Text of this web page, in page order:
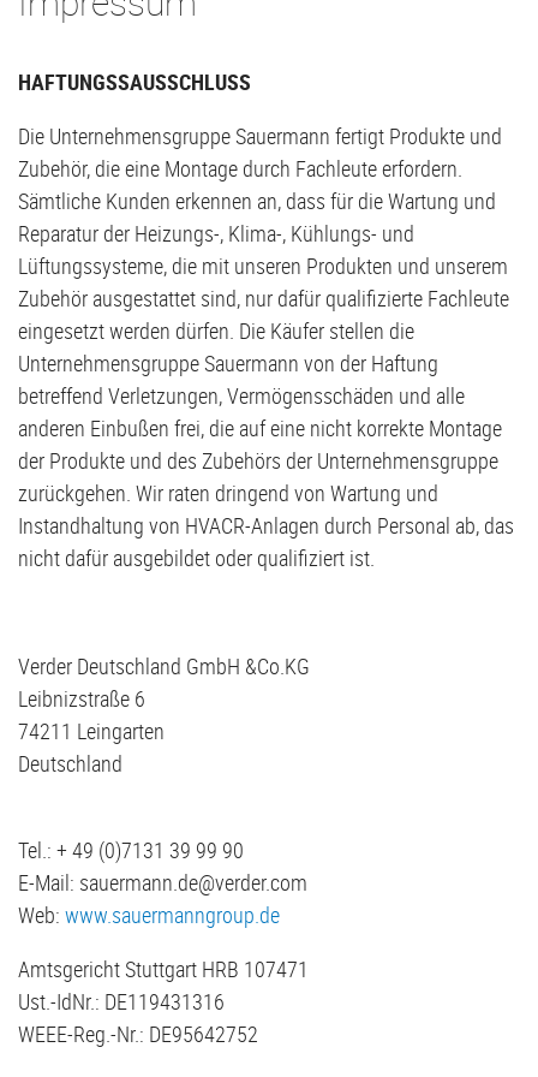
HAFTUNGSSAUSSCHLUSS
Die Unternehmensgruppe Sauermann fertigt Produkte und
Zubehör, die eine Montage durch Fachleute erfordern.
Sämtliche Kunden erkennen an, dass für die Wartung und
Reparatur der Heizungs-, Klima-, Kühlungs- und
Lüftungssysteme, die mit unseren Produkten und unserem
Zubehör ausgestattet sind, nur dafür qualifizierte Fachleute
eingesetzt werden dürfen. Die Käufer stellen die
Unternehmensgruppe Sauermann von der Haftung
betreffend Verletzungen, Vermögensschäden und alle
anderen Einbußen frei, die auf eine nicht korrekte Montage
der Produkte und des Zubehörs der Unternehmensgruppe
zurückgehen. Wir raten dringend von Wartung und
Instandhaltung von HVACR-Anlagen durch Personal ab, das
nicht dafür ausgebildet oder qualifiziert ist.
Verder Deutschland GmbH &Co.KG
Leibnizstraße 6
74211 Leingarten
Deutschland
Tel.: + 49 (0)7131 39 99 90
E-Mail: sauermann.de@verder.com
Web: www.sauermanngroup.de
Amtsgericht Stuttgart HRB 107471
Ust.-IdNr.: DE119431316
WEEE-Reg.-Nr.: DE95642752